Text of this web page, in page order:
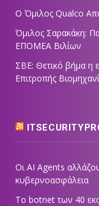
Ο Όμιλος Qualco
Όμιλος Σαρακάκη:
ΕΠΟΜΕΑ Βιλίων
ΣΒΕ: Θετικό βήμα η
Επιτροπής
Οι AI Agents
κυβερνοασφάλεια
Το botnet των 40